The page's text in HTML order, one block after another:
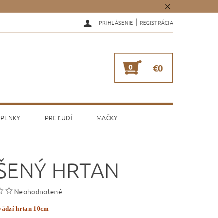
PRIHLÁSENIE | REGISTRÁCIA
0 €0
PRE ĽUDÍ MAČKY
HRTAN
Neohodnotené
hrtan 10cm